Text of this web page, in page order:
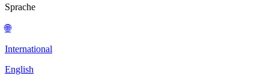
Sprache
🌐
International
English